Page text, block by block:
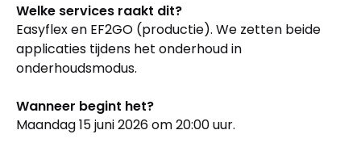
Welke services raakt dit?
Easyflex en EF2GO (productie). We zetten beide
applicaties tijdens het onderhoud in
onderhoudsmodus.
Wanneer begint het?
Maandag 15 juni 2026 om 20:00 uur.